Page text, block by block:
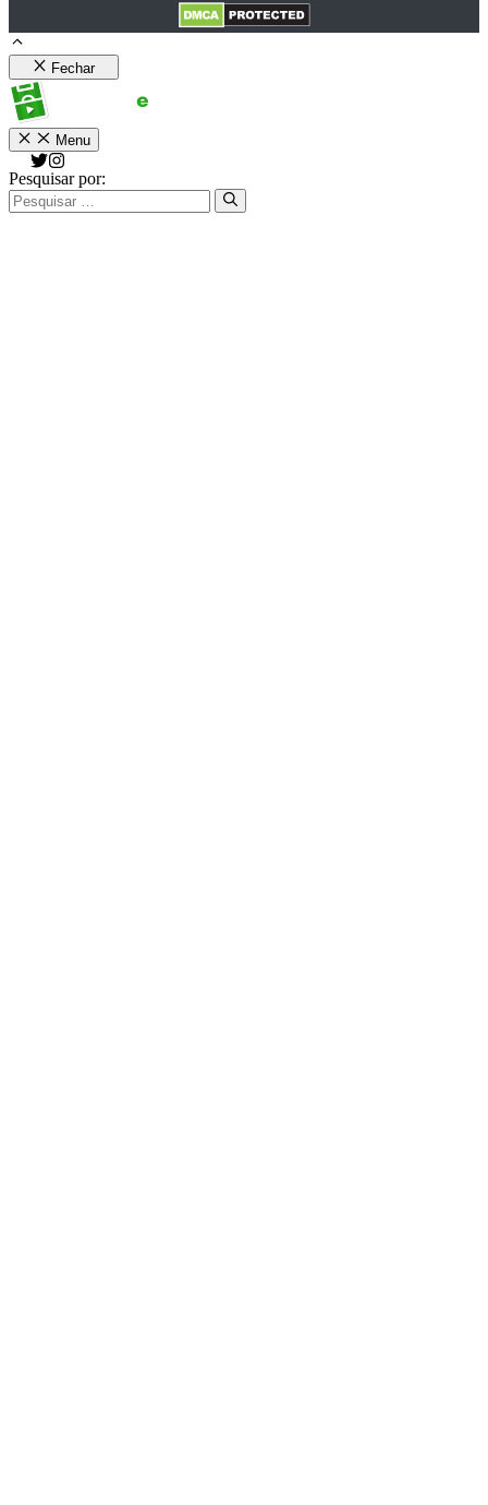
Fechar
Menu
Pesquisar por: